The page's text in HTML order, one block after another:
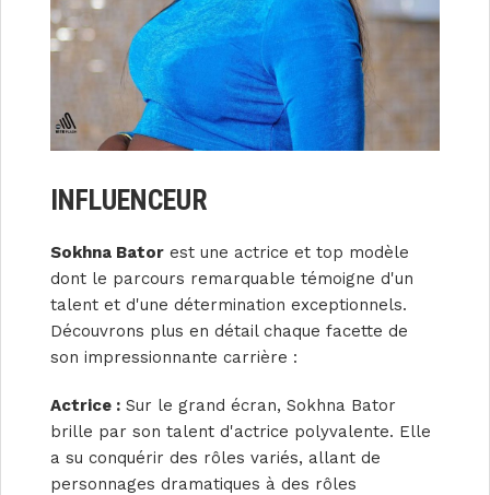
INFLUENCEUR
Sokhna Bator est une actrice et top modèle
dont le parcours remarquable témoigne d'un
talent et d'une détermination exceptionnels.
Découvrons plus en détail chaque facette de
son impressionnante carrière :
Actrice : Sur le grand écran, Sokhna Bator
brille par son talent d'actrice polyvalente. Elle
a su conquérir des rôles variés, allant de
personnages dramatiques à des rôles